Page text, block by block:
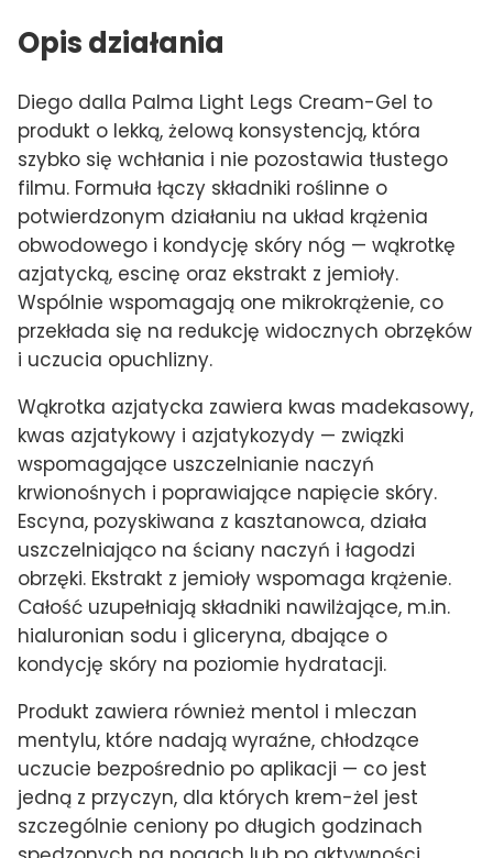
Opis działania
Diego dalla Palma Light Legs Cream-Gel to
produkt o lekką, żelową konsystencją, która
szybko się wchłania i nie pozostawia tłustego
filmu. Formuła łączy składniki roślinne o
potwierdzonym działaniu na układ krążenia
obwodowego i kondycję skóry nóg — wąkrotkę
azjatycką, escinę oraz ekstrakt z jemioły.
Wspólnie wspomagają one mikrokrążenie, co
przekłada się na redukcję widocznych obrzęków
i uczucia opuchlizny.
Wąkrotka azjatycka zawiera kwas madekasowy,
kwas azjatykowy i azjatykozydy — związki
wspomagające uszczelnianie naczyń
krwionośnych i poprawiające napięcie skóry.
Escyna, pozyskiwana z kasztanowca, działa
uszczelniająco na ściany naczyń i łagodzi
obrzęki. Ekstrakt z jemioły wspomaga krążenie.
Całość uzupełniają składniki nawilżające, m.in.
hialuronian sodu i gliceryna, dbające o
kondycję skóry na poziomie hydratacji.
Produkt zawiera również mentol i mleczan
mentylu, które nadają wyraźne, chłodzące
uczucie bezpośrednio po aplikacji — co jest
jedną z przyczyn, dla których krem-żel jest
szczególnie ceniony po długich godzinach